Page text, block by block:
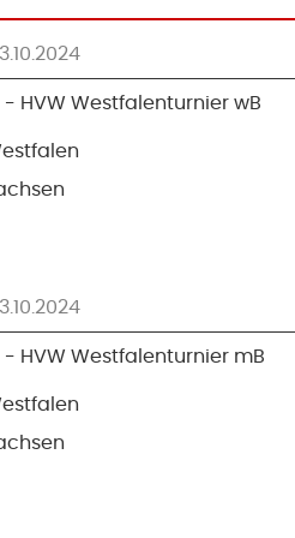
HVW Westfalenturnier wB
HVW Westfalenturnier mB